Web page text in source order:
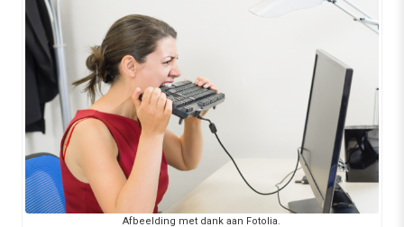
Afbeelding met dank aan Fotolia.